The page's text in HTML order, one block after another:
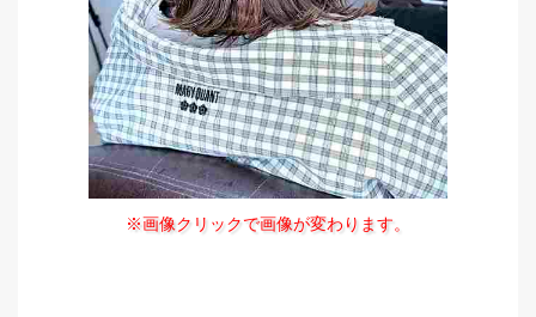
※画像クリックで画像が変わります。